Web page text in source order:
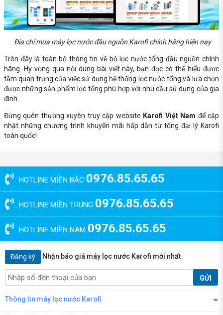
Địa chỉ mua máy lọc nước đầu nguồn Karofi chính hãng hiện nay
Trên đây là toàn bộ thông tin về bộ lọc nước tổng đầu nguồn chính
hãng. Hy vọng qua nội dung bài viết này, bạn đọc có thể hiểu được
tầm quan trọng của việc sử dụng hệ thống lọc nước tổng và lựa chọn
được những sản phẩm lọc tổng phù hợp với nhu cầu sử dụng của gia
đình.
Đừng quên thường xuyên truy cập website Karofi Việt Nam để cập
nhật những chương trình khuyến mãi hấp dẫn từ tổng đại lý Karofi
toàn quốc!
HOTLINE MIỀN BẮC 0976.85.65.65
HOTLINE MIỀN TRUNG 0976.85.65.65
HOTLINE MIỀN NAM 0976.85.65.65
Đăng ký Nhận báo giá máy lọc nước Karofi mới nhất
GỬI
Thông tin máy lọc nước Karofi